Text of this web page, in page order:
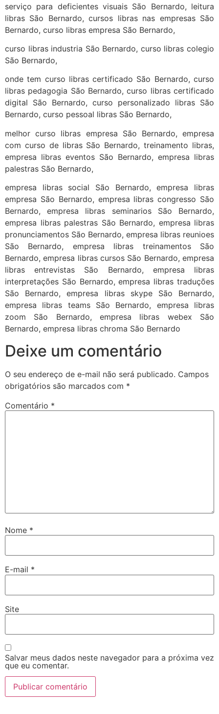
serviço para deficientes visuais São Bernardo, leitura
libras São Bernardo, cursos libras nas empresas São
Bernardo, curso libras empresa São Bernardo,
curso libras industria São Bernardo, curso libras colegio
São Bernardo,
onde tem curso libras certificado São Bernardo, curso
libras pedagogia São Bernardo, curso libras certificado
digital São Bernardo, curso personalizado libras São
Bernardo, curso pessoal libras São Bernardo,
melhor curso libras empresa São Bernardo, empresa
com curso de libras São Bernardo, treinamento libras,
empresa libras eventos São Bernardo, empresa libras
palestras São Bernardo,
empresa libras social São Bernardo, empresa libras
empresa São Bernardo, empresa libras congresso São
Bernardo, empresa libras seminarios São Bernardo,
empresa libras palestras São Bernardo, empresa libras
pronunciamentos São Bernardo, empresa libras reunioes
São Bernardo, empresa libras treinamentos São
Bernardo, empresa libras cursos São Bernardo, empresa
libras entrevistas São Bernardo, empresa libras
interpretações São Bernardo, empresa libras traduções
São Bernardo, empresa libras skype São Bernardo,
empresa libras teams São Bernardo, empresa libras
zoom São Bernardo, empresa libras webex São
Bernardo, empresa libras chroma São Bernardo
Deixe um comentário
O seu endereço de e-mail não será publicado. Campos
obrigatórios são marcados com *
Comentário *
Nome *
E-mail *
Site
Salvar meus dados neste navegador para a próxima vez
que eu comentar.